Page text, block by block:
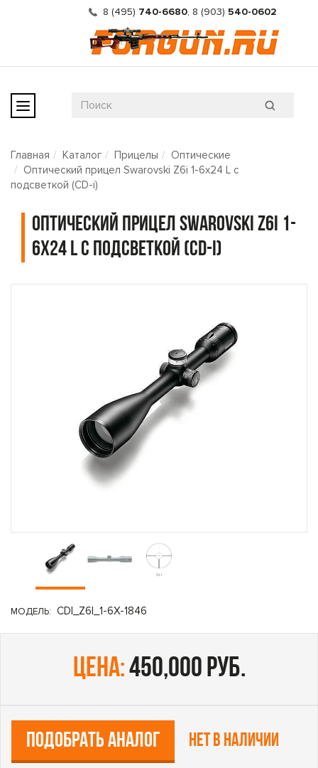
8 (495) 740-6680, 8 (903) 540-0602
Главная Каталог Прицелы
Оптические
Оптический прицел Swarovski Z6i 1-6x24 L с
подсветкой (CD-i)
Оптический прицел Swarovski Z6i 1-
6x24 L с подсветкой (CD-i)
МОДЕЛЬ: CDI_Z6I_1-6X-1846
цена:450,000 руб.
ПОДОБРАТЬ АНАЛОГ Нет в наличии